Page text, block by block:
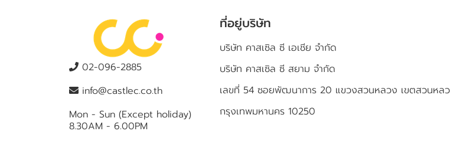
02-096-2885
info@castlec.co.th
Mon - Sun (Except holiday)
8.30AM - 6.00PM
ที่อยู่บริษัท
บริษัท คาสเซิล ซี เอเชีย จำกัด
บริษัท คาสเซิล ซี สยาม จำกัด
เลขที่ 54 ซอยพัฒนาการ 20 แขวงสวนหลวง เขตสวนหล
กรุงเทพมหานคร 10250